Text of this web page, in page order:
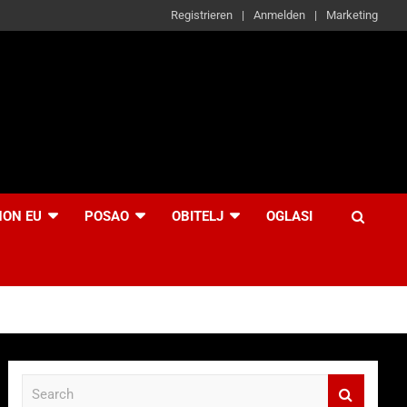
Registrieren Anmelden Marketing
EU POSAO OBITELJ OGLASI